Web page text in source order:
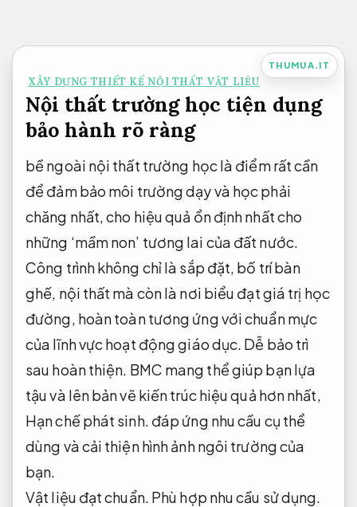
nội
dung
THUMUA.IT
XÂY DỰNG THIẾT KẾ NỘI THẤT VẬT LIỆU
Nội thất trường học tiện dụng
bảo hành rõ ràng
bề ngoài nội thất trường học là điểm rất cần
để đảm bảo môi trường dạy và học phải
chăng nhất, cho hiệu quả ổn định nhất cho
những ‘mầm non’ tương lai của đất nước.
Công trình không chỉ là sắp đặt, bố trí bàn
ghế, nội thất mà còn là nơi biểu đạt giá trị học
đường, hoàn toàn tương ứng với chuẩn mực
của lĩnh vực hoạt động giáo dục. Dễ bảo trì
sau hoàn thiện. BMC mang thể giúp bạn lựa
tậu và lên bản vẽ kiến ​​trúc hiệu quả hơn nhất,
Hạn chế phát sinh. đáp ứng nhu cầu cụ thể
dùng và cải thiện hình ảnh ngôi trường của
bạn.
Vật liệu đạt chuẩn. Phù hợp nhu cầu sử dụng.